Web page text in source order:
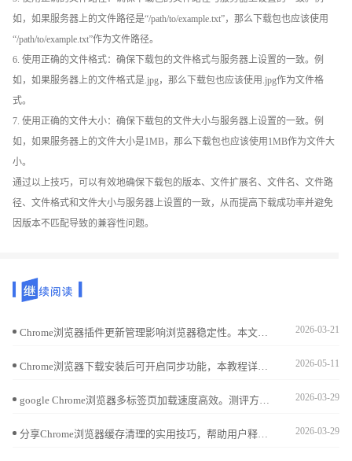
如，如果服务器上的文件路径是“/path/to/example.txt”，那么下载包也应该使用
“/path/to/example.txt”作为文件路径。
6. 使用正确的文件格式：确保下载包的文件格式与服务器上设置的一致。例
如，如果服务器上的文件格式是.jpg，那么下载包也应该使用.jpg作为文件格
式。
7. 使用正确的文件大小：确保下载包的文件大小与服务器上设置的一致。例
如，如果服务器上的文件大小是1MB，那么下载包也应该使用1MB作为文件大
小。
通过以上技巧，可以有效地确保下载包的版本、文件扩展名、文件名、文件路
径、文件格式和文件大小与服务器上设置的一致，从而提高下载成功率并避免
因版本不匹配导致的兼容性问题。
2026-03-21
2026-05-11
2026-03-29
2026-03-29